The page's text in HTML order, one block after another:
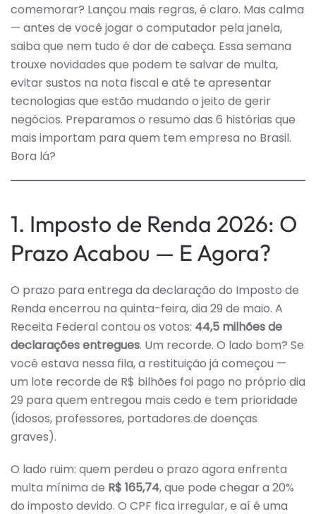
comemorar? Lançou mais regras, é claro. Mas calma
— antes de você jogar o computador pela janela,
saiba que nem tudo é dor de cabeça. Essa semana
trouxe novidades que podem te salvar de multa,
evitar sustos na nota fiscal e até te apresentar
tecnologias que estão mudando o jeito de gerir
negócios. Preparamos o resumo das 6 histórias que
mais importam para quem tem empresa no Brasil.
Bora lá?
1. Imposto de Renda 2026: O
Prazo Acabou — E Agora?
O prazo para entrega da declaração do Imposto de
Renda encerrou na quinta-feira, dia 29 de maio. A
Receita Federal contou os votos: 44,5 milhões de
declarações entregues. Um recorde. O lado bom? Se
você estava nessa fila, a restituição já começou —
um lote recorde de R$ bilhões foi pago no próprio dia
29 para quem entregou mais cedo e tem prioridade
(idosos, professores, portadores de doenças
graves).
O lado ruim: quem perdeu o prazo agora enfrenta
multa mínima de R$ 165,74, que pode chegar a 20%
do imposto devido. O CPF fica irregular, e aí é uma